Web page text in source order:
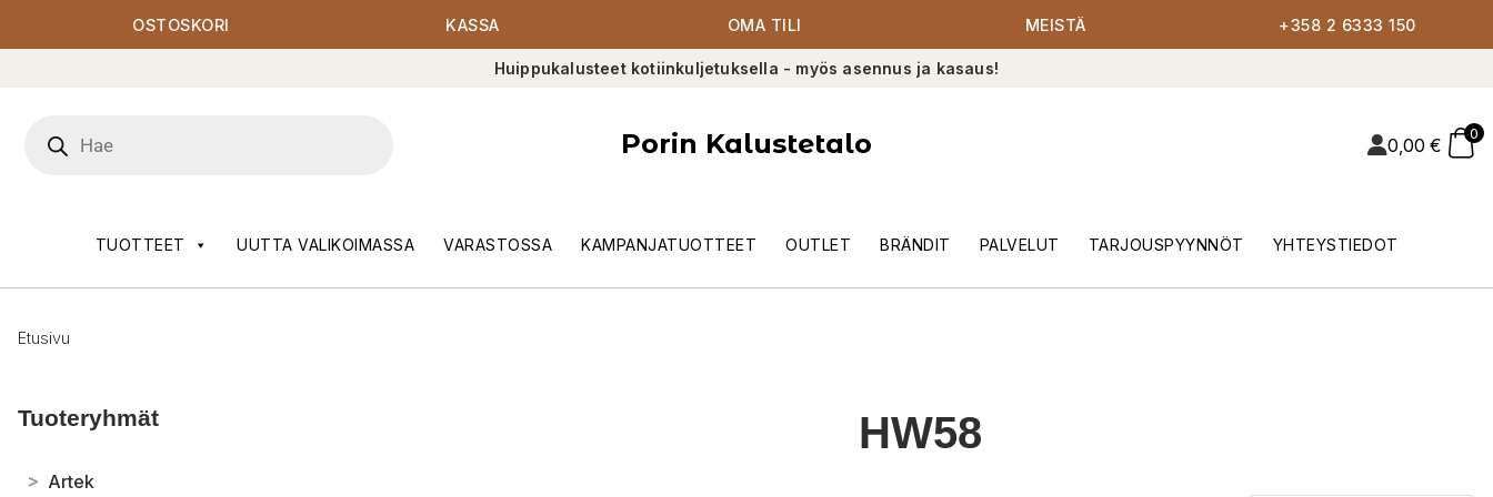
OSTOSKORI KASSA OMA TILI MEISTÄ +358 2 6333 150
Huippukalusteet kotiinkuljetuksella - myös asennus ja kasaus!
search
Porin Kalustetalo 0,00 €
0
TUOTTEET UUTTA VALIKOIMASSA VARASTOSSA KAMPANJATUOTTEET OUTLET BRÄNDIT PALVELUT TARJOUSPYYNNÖT YHTEYSTIEDOT
Etusivu
Tuoteryhmät
> Artek
HW58